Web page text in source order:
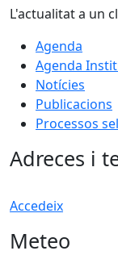
L'actualitat a un
Agenda
Agenda
Notícies
Publicacions
Processos
Adreces i
Accedeix
Meteo